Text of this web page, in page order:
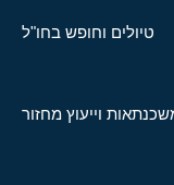
טיולים וחופש בחו"ל
וייעוץ מחזור